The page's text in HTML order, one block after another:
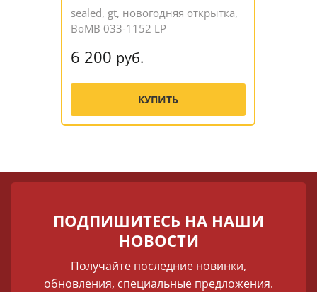
sealed, gt, новогодняя открытка,
BoMB 033-1152 LP
6 200 руб.
КУПИТЬ
ПОДПИШИТЕСЬ НА НАШИ
НОВОСТИ
Получайте последние новинки,
обновления, специальные предложения.